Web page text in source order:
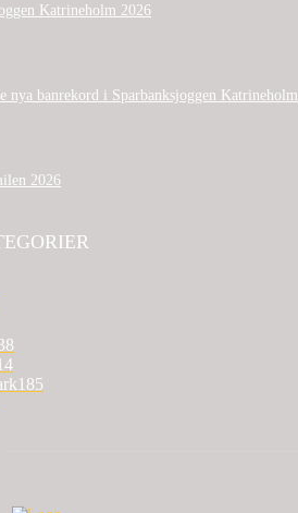
Katrineholm 2026
nya banrekord i Sparbanksjoggen Katrineholm
2026
185